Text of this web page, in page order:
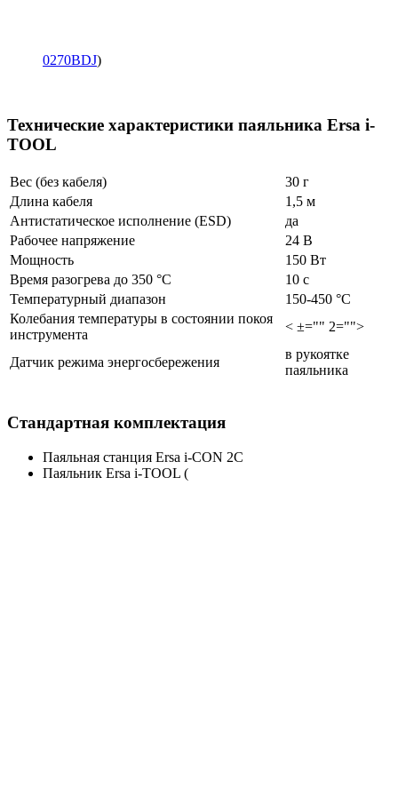
0270BDJ)
Технические характеристики паяльника Ersa i-
TOOL
Вес (без кабеля)
30 г
Длина кабеля
1,5 м
Антистатическое исполнение (ESD)
да
Рабочее напряжение
24 В
Мощность
150 Вт
Время разогрева до 350 °C
10 с
Температурный диапазон
150-450 °C
Колебания температуры в состоянии покоя
инструмента
< ±="" 2="">
Датчик режима энергосбережения
в рукоятке
паяльника
Стандартная комплектация
Паяльная станция Ersa i-CON 2C
Паяльник Ersa i-TOOL (